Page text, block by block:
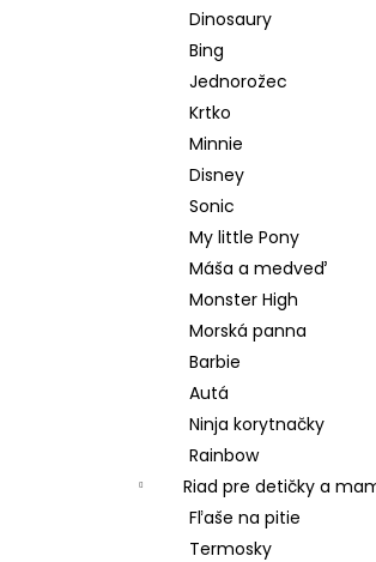
Dinosaury
Bing
Jednorožec
Krtko
Minnie
Disney
Sonic
My little Pony
Máša a medveď
Monster High
Morská panna
Barbie
Autá
Ninja korytnačky
Rainbow
Riad pre detičky a
Fľaše na pitie
Termosky